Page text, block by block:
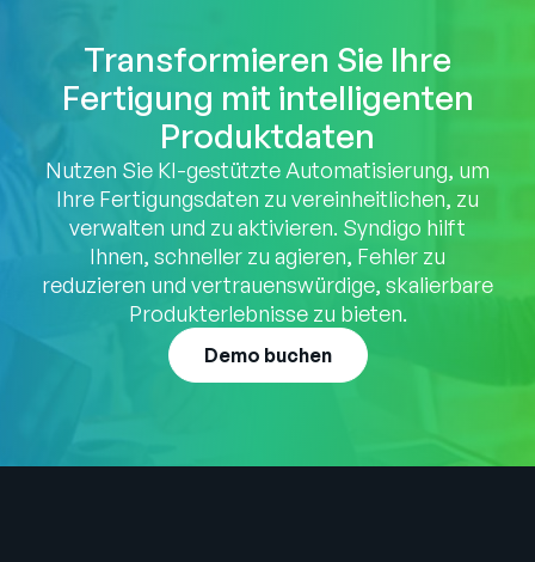
Transformieren Sie Ihre
Fertigung mit intelligenten
Produktdaten
Nutzen Sie KI-gestützte Automatisierung, um
Ihre Fertigungsdaten zu vereinheitlichen, zu
verwalten und zu aktivieren. Syndigo hilft
Ihnen, schneller zu agieren, Fehler zu
reduzieren und vertrauenswürdige, skalierbare
Produkterlebnisse zu bieten.
Demo buchen